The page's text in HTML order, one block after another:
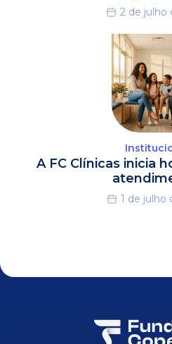
2 de julho
A FC Clínicas inicia
1 de julho